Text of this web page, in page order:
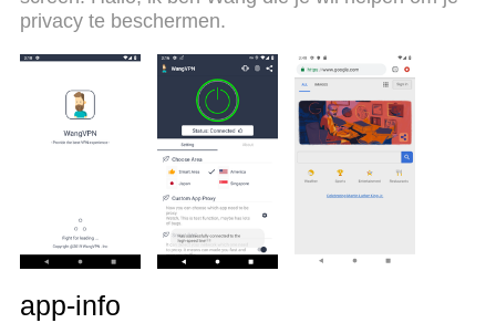
gebruik van Wang VPN - Fast Secure VPN op je
mogelijk om tegelijkertijd 2 of meer accounts te
openen. En het belangrijkste, onze exclusieve
emulatiemotor kan het volledige potentieel van je
PC benutten, waardoor alles soepel en plezierig
privacy te beschermen.
app-info